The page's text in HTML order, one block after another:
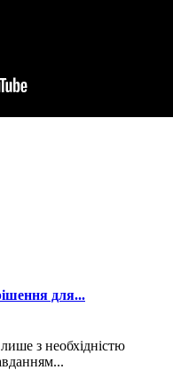
для...
з необхідністю